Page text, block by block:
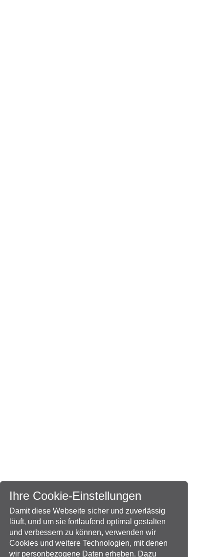
Ihre Cookie-Einstellungen
Damit diese Webseite sicher und zuverlässig
läuft, und um sie fortlaufend optimal gestalten
und verbessern zu können, verwenden wir
Cookies und weitere Technologien, mit denen
wir personbezogene Daten erheben. Dazu